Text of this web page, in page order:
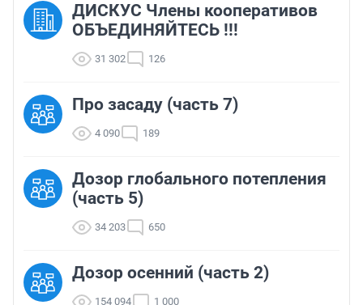
ДИСКУС Члены кооперативов
ОБЪЕДИНЯЙТЕСЬ !!!
31 302 126
Про засаду (часть 7)
4 090 189
Дозор глобального потепления
(часть 5)
34 203 650
Дозор осенний (часть 2)
154 094 1 000